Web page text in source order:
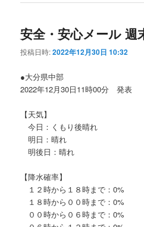
安全・安心メール 週
投稿日時:2022年12月30日 10:32
●大分県中部
2022年12月30日11時00分 発表
【天気】
今日：くもり後晴れ
明日：晴れ
明後日：晴れ
【降水確率】
１２時から１８時まで：0%
１８時から００時まで：0%
００時から０６時まで：0%